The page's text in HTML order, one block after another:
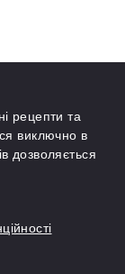
рецепти та
виключно в
дозволяється